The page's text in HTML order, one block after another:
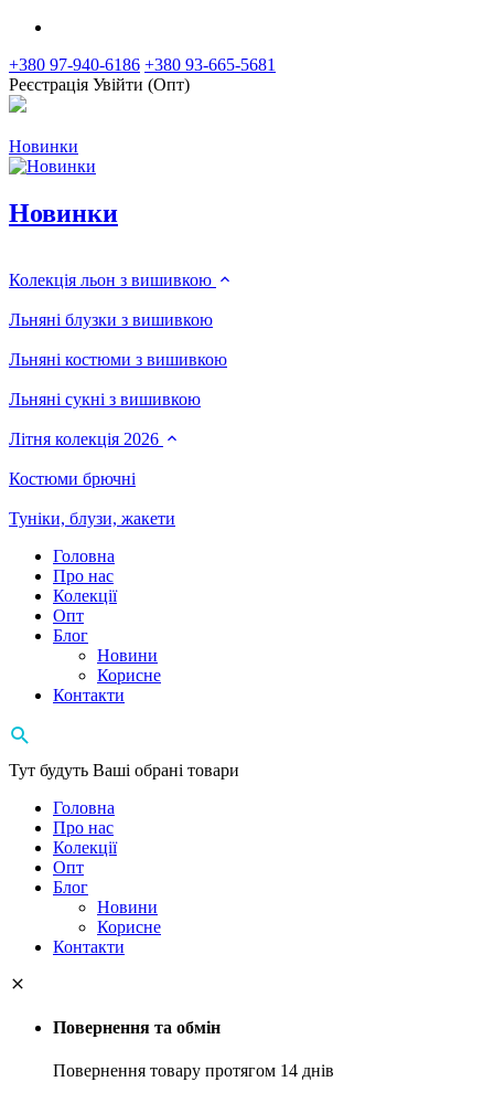
+380 97-940-6186 +380 93-665-5681
Реєстрація Увійти (Опт)
Новинки
Новинки
Колекція льон з вишивкою
Льняні блузки з вишивкою
Льняні костюми з вишивкою
Льняні сукні з вишивкою
Літня колекція 2026
Костюми брючні
Туніки, блузи, жакети
Головна
Про нас
Колекції
Опт
Блог
Новини
Корисне
Контакти
Тут будуть Ваші обрані товари
Головна
Про нас
Колекції
Опт
Блог
Новини
Корисне
Контакти
Повернення та обмін
Повернення товару протягом 14 днів